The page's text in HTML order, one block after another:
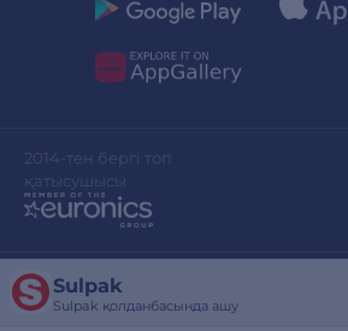
Sulpak
Sulpak қолданбасында ашу
2014-тен бергі топ
қатысушысы
Сайтты әзірлеген